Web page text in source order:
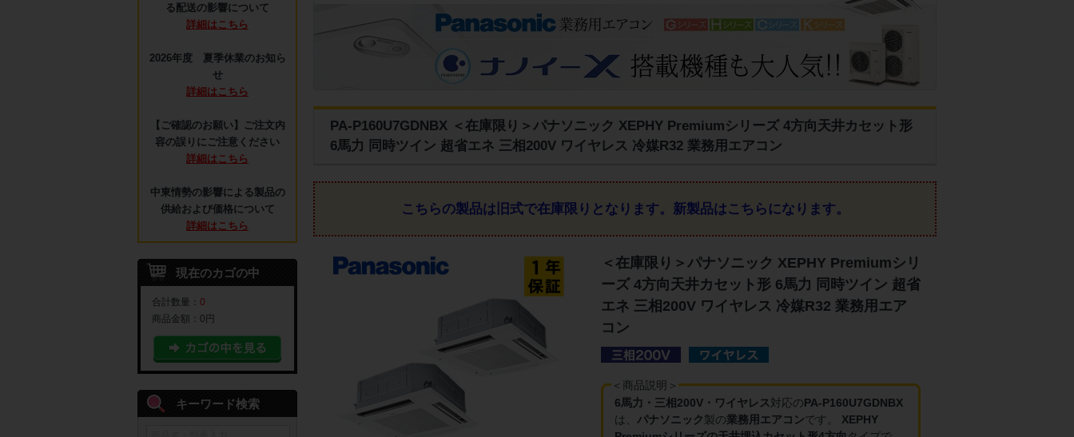
PA-P160U7GDNBX ＜在庫限り＞パナソニック XEPHY Premiumシリーズ 4方向天井カセット形
6馬力 同時ツイン 超省エネ 三相200V ワイヤレス 冷媒R32 業務用エアコン
こちらの製品は旧式で在庫限りとなります。 新製品はこちらになります。
＜在庫限り＞パナソニック XEPHY Premiumシリ
ーズ 4方向天井カセット形 6馬力 同時ツイン 超省
エネ 三相200V ワイヤレス 冷媒R32 業務用エア
コン
＜商品説明＞
6馬力・三相200V・ワイヤレス対応のPA-P160U7GDNBX
は、 パナソニック製の業務用エアコンです。 XEPHY
る配送の影響について
詳細はこちら
2026年度 夏季休業のお知ら
せ
詳細はこちら
【ご確認のお願い】ご注文内
容の誤りにご注意ください
詳細はこちら
中東情勢の影響による製品の
供給および価格について
詳細はこちら
現在のカゴの中
合計数量： 0
商品金額： 0円
キーワード検索